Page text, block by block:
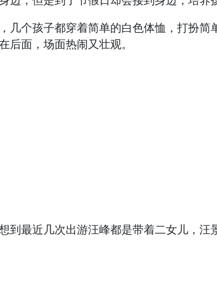
个孩子都穿着简单的白色体恤，打扮简
面，场面热闹又壮观。
最近几次出游汪峰都是带着二女儿，汪